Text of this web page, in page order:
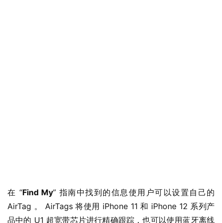
在 “Find My” 指南中找到的信息使用户可以设置自己的
AirTag 。 AirTags 将使用 iPhone 11 和 iPhone 12 系列产
品中的 U1 超宽带芯片进行精确跟踪，也可以使用蓝牙离线